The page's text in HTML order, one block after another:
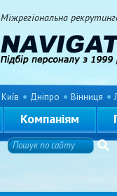
Міжрегіональна
Київ Дніпро Вінниця
Компаніям